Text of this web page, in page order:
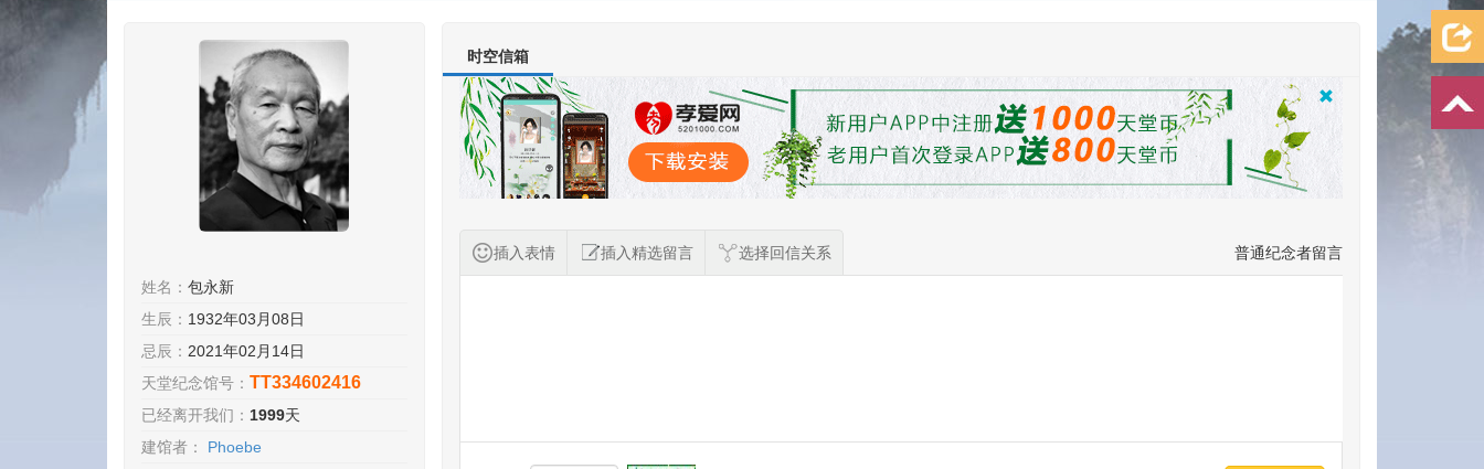
姓名： 包永新
生辰： 1932年03月08日
忌辰： 2021年02月14日
天堂纪念馆号： TT334602416
已经离开我们： 1999天
建馆者：
Phoebe
时空信箱
插入表情 插入精选留言 选择回信关系 普通纪念者留言